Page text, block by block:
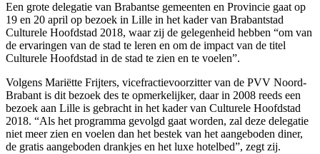
Een grote delegatie van Brabantse gemeenten en Provincie gaat op
19 en 20 april op bezoek in Lille in het kader van Brabantstad
Culturele Hoofdstad 2018, waar zij de gelegenheid hebben “om van
de ervaringen van de stad te leren en om de impact van de titel
Culturele Hoofdstad in de stad te zien en te voelen”.
Volgens Mariëtte Frijters, vicefractievoorzitter van de PVV Noord-
Brabant is dit bezoek des te opmerkelijker, daar in 2008 reeds een
bezoek aan Lille is gebracht in het kader van Culturele Hoofdstad
2018. “Als het programma gevolgd gaat worden, zal deze delegatie
niet meer zien en voelen dan het bestek van het aangeboden diner,
de gratis aangeboden drankjes en het luxe hotelbed”, zegt zij.